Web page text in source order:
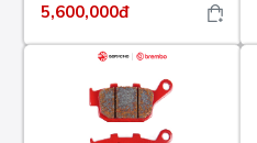
5,600,000đ